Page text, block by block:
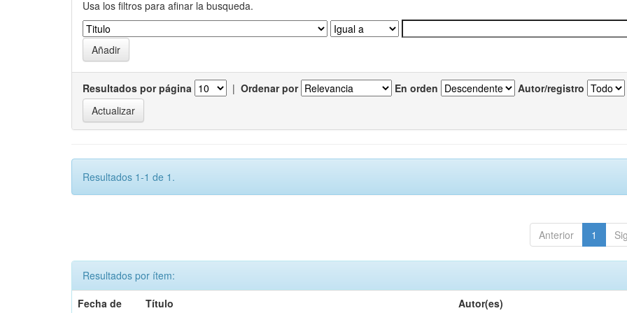
Usa los filtros para afinar la busqueda.
Resultados por página | Ordenar por En orden Autor/registro
Resultados 1-1 de 1.
Anterior 1
Resultados por ítem:
Fecha de
Título Autor(es)